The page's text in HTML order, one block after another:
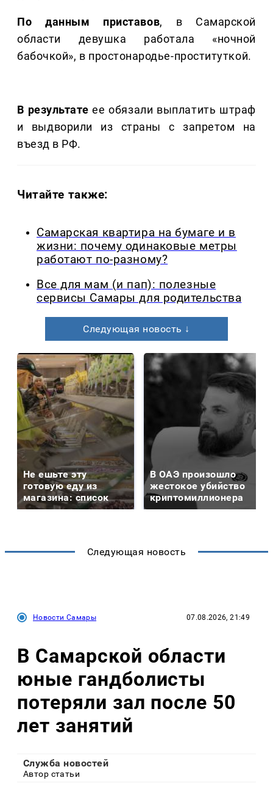
По данным приставов, в Самарской
области девушка работала «ночной
бабочкой», в простонародье-проституткой.
В результатеее обязали выплатить штраф
и выдворили из страны с запретом на
въезд в РФ.
Читайте также:
Самарская квартира на бумаге и в
жизни: почему одинаковые метры
работают по-разному?
Все для мам (и пап): полезные
сервисы Самары для родительства
Следующая новость ↓
Не ешьте эту
готовую еду из
магазина: список
В ОАЭ произошло
жестокое убийство
криптомиллионера
Следующая новость
Новости Самары 07.08.2026, 21:49
В Самарской области
юные гандболисты
потеряли зал после 50
лет занятий
Служба новостей
Автор статьи